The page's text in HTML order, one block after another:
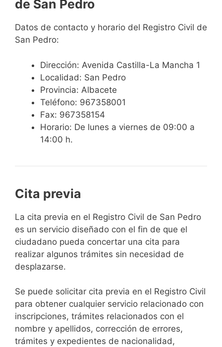
de San Pedro
Datos de contacto y horario del Registro Civil de
San Pedro:
Dirección: Avenida Castilla-La Mancha 1
Localidad: San Pedro
Provincia: Albacete
Teléfono: 967358001
Fax: 967358154
Horario: De lunes a viernes de 09:00 a
14:00 h.
Cita previa
​​​​​​​​​​​​​​​​​​​​​​​​​​​​La cita previa en el Registro Civil de San Pedro
es un servicio diseñado con el fin de que el
ciudadano pueda concertar una cita para
realizar algunos trámites sin necesidad de
desplazarse.​
Se puede solicitar cita previa en el Registro Civil
para obtener cualquier servicio relacionado con
inscripciones, trámites relacionados con el
nombre y apellidos, corrección de errores,
trámites y expedientes de nacionalidad,